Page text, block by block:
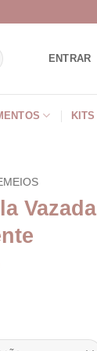
ENTRAR
KITS
Vazada